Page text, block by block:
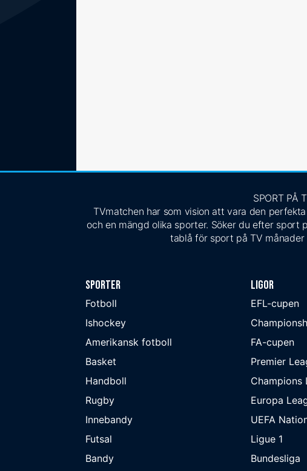
SPORT PÅ
TVmatchen har som vision att vara den
och en mängd olika sporter. Söker du efter
tablå för sport på TV
Sporter
Fotboll
Ishockey
Amerikansk fotboll
Basket
Handboll
Rugby
Innebandy
Futsal
Bandy
Ligor
EFL-cupen
FA-cupen
Premier
Champions
Europa
UEFA
Ligue 1
Bundesliga